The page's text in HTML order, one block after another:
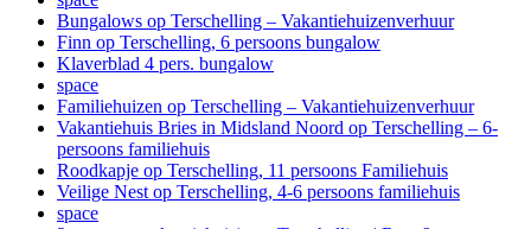
Bungalows op Terschelling – Vakantiehuizenverhuur
Finn op Terschelling, 6 persoons bungalow
Klaverblad 4 pers. bungalow
space
Familiehuizen op Terschelling – Vakantiehuizenverhuur
Vakantiehuis Bries in Midsland Noord op Terschelling – 6-
persoons familiehuis
Roodkapje op Terschelling, 11 persoons Familiehuis
Veilige Nest op Terschelling, 4-6 persoons familiehuis
space